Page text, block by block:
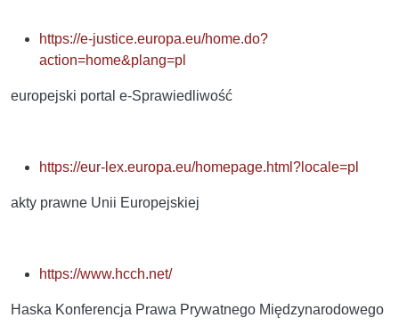
https://e-justice.europa.eu/home.do?
action=home&plang=pl
europejski portal e-Sprawiedliwość
https://eur-lex.europa.eu/homepage.html?locale=pl
akty prawne Unii Europejskiej
https://www.hcch.net/
Haska Konferencja Prawa Prywatnego Międzynarodowego